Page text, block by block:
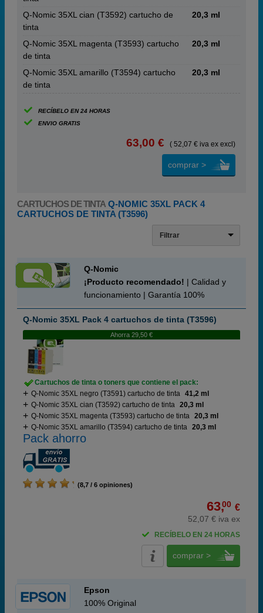
Q-Nomic 35XL cian (T3592) cartucho de
tinta
20,3 ml
Q-Nomic 35XL magenta (T3593) cartucho
de tinta
20,3 ml
Q-Nomic 35XL amarillo (T3594) cartucho
de tinta
20,3 ml
RECÍBELO EN 24 HORAS
ENVIO GRATIS
63,00 € ( 52,07 € iva ex excl)
comprar >
CARTUCHOS DE TINTA Q-NOMIC 35XL PACK 4
CARTUCHOS DE TINTA (T3596)
Filtrar
Q-Nomic
¡Producto recomendado! | Calidad y
funcionamiento | Garantía 100%
Q-Nomic 35XL Pack 4 cartuchos de tinta (T3596)
Ahorra 29,50 €
Cartuchos de tinta o toners que contiene el pack:
Q-Nomic 35XL negro (T3591) cartucho de tinta 41,2 ml
Q-Nomic 35XL cian (T3592) cartucho de tinta 20,3 ml
Q-Nomic 35XL magenta (T3593) cartucho de tinta 20,3 ml
Q-Nomic 35XL amarillo (T3594) cartucho de tinta 20,3 ml
Pack ahorro
(8,7 / 6 opiniones)
63,00 €
52,07 € iva ex
RECÍBELO EN 24 HORAS
comprar >
Epson
100% Original